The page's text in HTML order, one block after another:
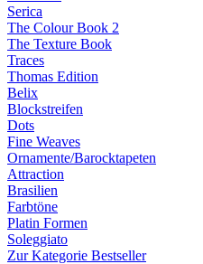
Serica
The Colour Book 2
The Texture Book
Traces
Thomas Edition
Belix
Blockstreifen
Dots
Fine Weaves
Ornamente/Barocktapeten
Attraction
Brasilien
Farbtöne
Platin Formen
Soleggiato
Zur Kategorie Bestseller